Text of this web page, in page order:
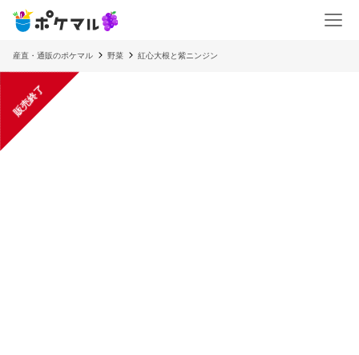
産直・通販のポケマル 野菜 紅心大根と紫ニンジン
販売終了